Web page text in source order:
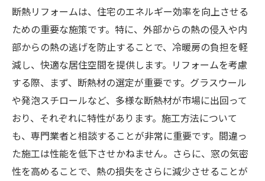
断熱リフォームは、住宅のエネルギー効率を向上させる
ための重要な施策です。特に、外部からの熱の侵入や内
部からの熱の逃げを防止することで、冷暖房の負担を軽
減し、快適な居住空間を提供します。リフォームを考慮
する際、まず、断熱材の選定が重要です。グラスウール
や発泡スチロールなど、多様な断熱材が市場に出回って
おり、それぞれに特性があります。施工方法について
も、専門業者と相談することが非常に重要です。間違っ
た施工は性能を低下させかねません。さらに、窓の気密
性を高めることで、熱の損失をさらに減少させることが